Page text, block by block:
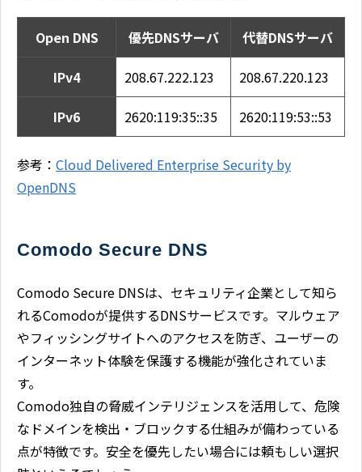
Open DNS 優先DNSサーバ 代替DNSサーバ
IPv4 208.67.222.123 208.67.220.123
IPv6 2620:119:35::35 2620:119:53::53
参考： Cloud Delivered Enterprise Security by
OpenDNS
Comodo Secure DNS
Comodo Secure DNSは、セキュリティ企業として知ら
れるComodoが提供するDNSサービスです。マルウェア
やフィッシングサイトへのアクセスを防ぎ、ユーザーの
インターネット体験を保護する機能が強化されていま
す。
Comodo独自の脅威インテリジェンスを活用して、危険
なドメインを検出・ブロックする仕組みが備わっている
点が特徴です。安全を優先したい場合には頼もしい選択